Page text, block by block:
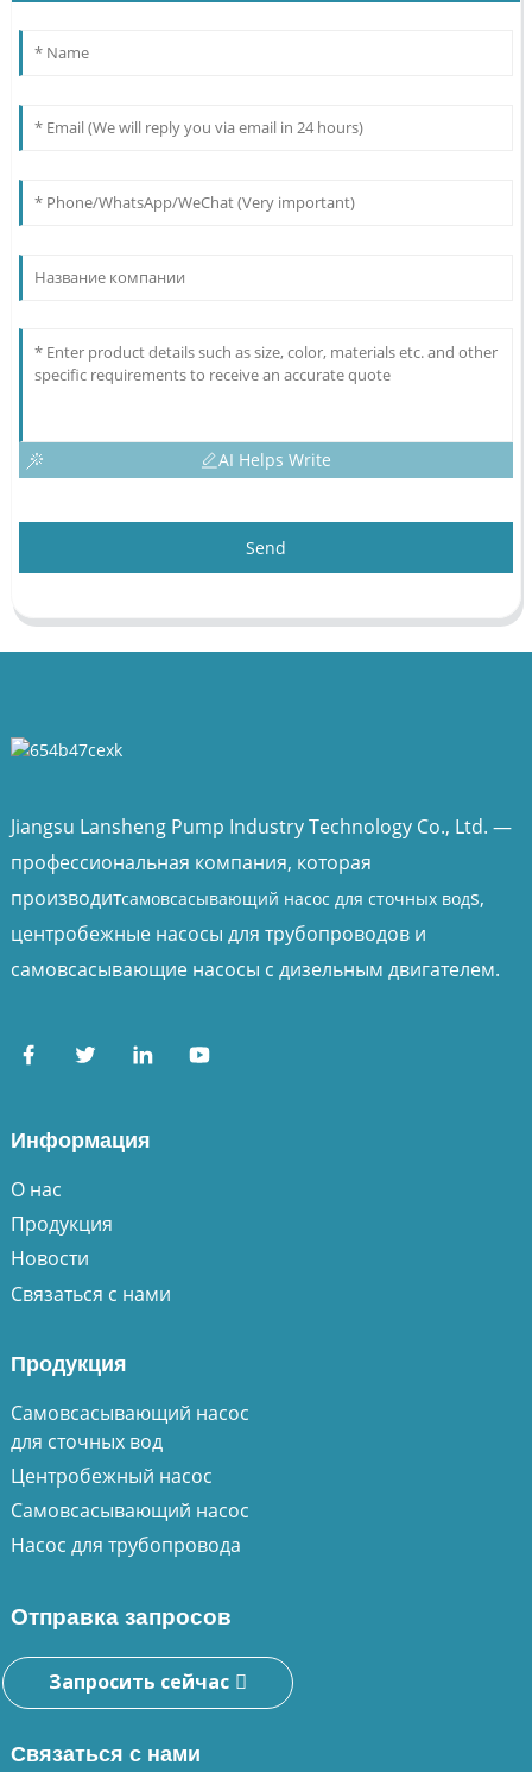
AI Helps Write
Send
Jiangsu Lansheng Pump Industry Technology Co., Ltd. —
профессиональная компания, которая
производитсамовсасывающий насос для сточных водs,
центробежные насосы для трубопроводов и
самовсасывающие насосы с дизельным двигателем.
Информация
О нас
Продукция
Новости
Связаться с нами
Продукция
Самовсасывающий насос
для сточных вод
Центробежный насос
Самовсасывающий насос
Насос для трубопровода
Отправка запросов
Запросить сейчас
Связаться с нами